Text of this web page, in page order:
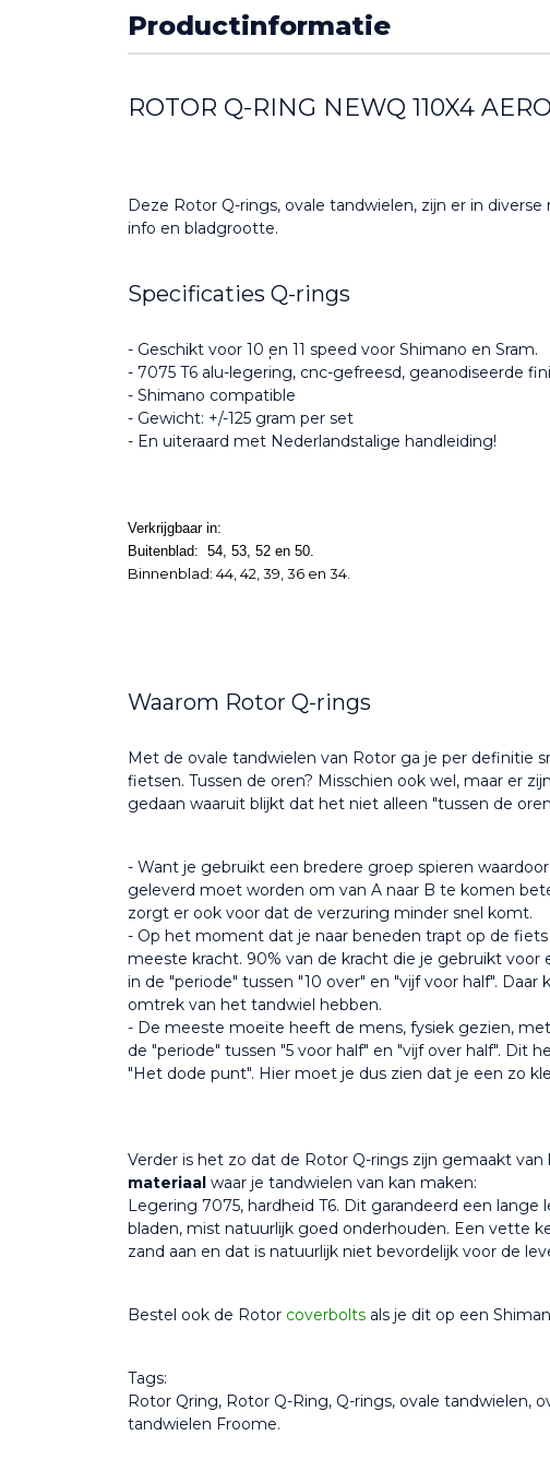
Productinformatie
ROTOR Q-RING NEWQ 110X4 AERO
Deze Rotor Q-rings, ovale tandwielen, zijn er in
info en bladgrootte.
Specificaties Q-rings
- Geschikt voor 10 ̩en 11 speed voor Shimano en Sram.
- 7075 T6 alu-legering, cnc-gefreesd, geanodiseerde
- Shimano compatible
- Gewicht: +/-125 gram per set
- En uiteraard met Nederlandstalige handleiding!
Verkrijgbaar in:
Buitenblad: 54, 53, 52 en 50.
Binnenblad: 44, 42, 39, 36 en 34.
Waarom Rotor Q-rings
Met de ovale tandwielen van Rotor ga je per definitie
fietsen. Tussen de oren? Misschien ook wel, maar er
gedaan waaruit blijkt dat het niet alleen "tussen de
- Want je gebruikt een bredere groep spieren
geleverd moet worden om van A naar B te komen
zorgt er ook voor dat de verzuring minder snel komt.
- Op het moment dat je naar beneden trapt op de
meeste kracht. 90% van de kracht die je gebruikt
in de "periode" tussen "10 over" en "vijf voor half". Daar
omtrek van het tandwiel hebben.
- De meeste moeite heeft de mens, fysiek gezien,
de "periode" tussen "5 voor half" en "vijf over half". Dit
"Het dode punt". Hier moet je dus zien dat je een zo
Verder is het zo dat de Rotor Q-rings zijn gemaakt van
materiaal waar je tandwielen van kan maken:
Legering 7075, hardheid T6. Dit garandeerd een lange
bladen, mist natuurlijk goed onderhouden. Een vette
zand aan en dat is natuurlijk niet bevordelijk voor de
Bestel ook de Rotor coverbolts als je dit op een
Tags:
Rotor Qring, Rotor Q-Ring, Q-rings, ovale tandwielen,
tandwielen Froome.